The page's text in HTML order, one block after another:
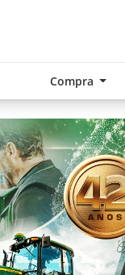
Compra